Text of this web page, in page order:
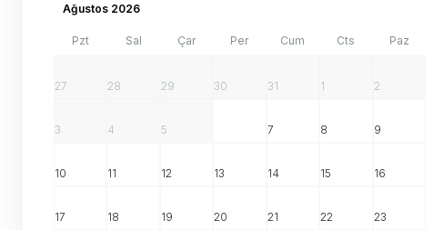
Ağustos 2026
Pzt Sal Çar Per Cum Cts Paz
27 28 29 30 31 1 2
3 4 5 7 8 9
10 11 12 13 14 15 16
17 18 19 20 21 22 23